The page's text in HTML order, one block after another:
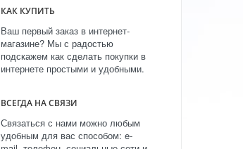
КАК КУПИТЬ
Ваш первый заказ в интернет-
магазине? Мы с радостью
подскажем как сделать покупки в
интернете простыми и удобными.
ВСЕГДА НА СВЯЗИ
Связаться с нами можно любым
удобным для вас способом: e-